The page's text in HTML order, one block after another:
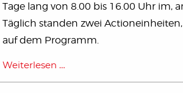
Tage lang von 8.00 bis 16.00 Uhr im,
Täglich standen zwei
auf dem Programm.
Weiterlesen …